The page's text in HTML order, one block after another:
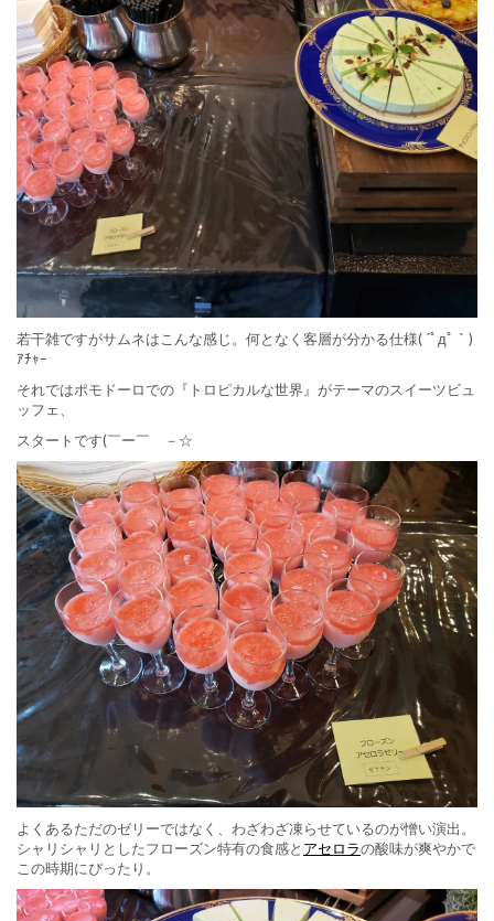
若干雑ですがサムネはこんな感じ。何となく客層が分かる仕様( ´ﾟдﾟ｀)
ｱﾁｬｰ
それではポモドーロでの『トロピカルな世界』がテーマのスイーツビュ
ッフェ、
スタートです(￣ー￣ゞ－☆
よくあるただのゼリーではなく、わざわざ凍らせているのが憎い演出。
シャリシャリとしたフローズン特有の食感と アセロラの酸味が爽やかで
この時期にぴったり。